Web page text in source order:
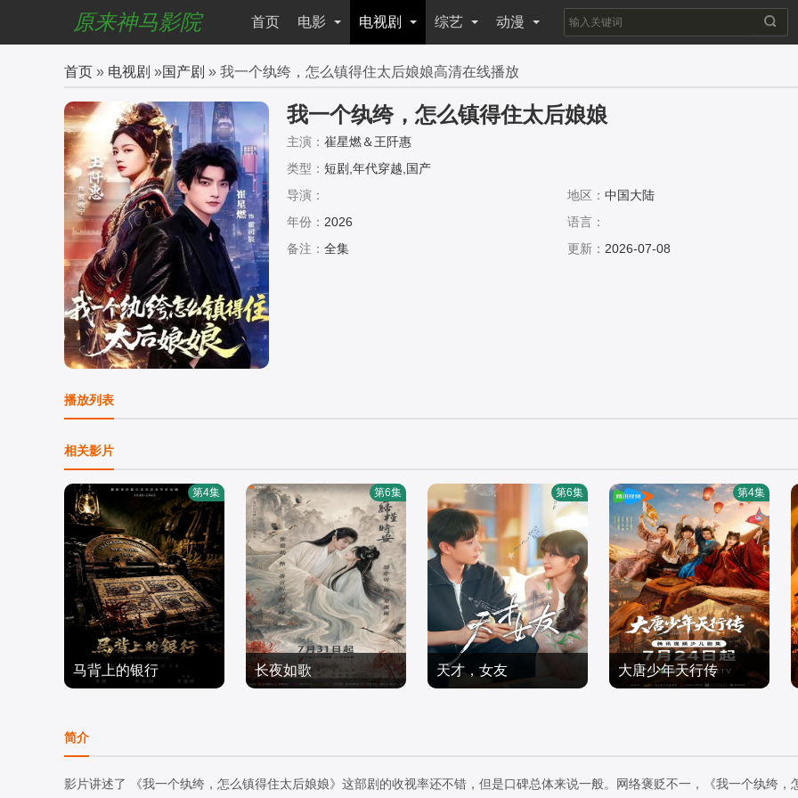
原来神马影院 首页 电影 电视剧 综艺 动漫
首页 » 电视剧 »国产剧 » 我一个纨绔，怎么镇得住太后娘娘高清在线播放
我一个纨绔，怎么镇得住太后娘娘
主演： 崔星燃＆王阡惠
类型： 短剧,年代穿越,国产
导演：
地区： 中国大陆
年份： 2026
语言：
备注： 全集 更新： 2026-07-08
播放列表
相关影片
马背上的银行
妮,郭烁杰
国产剧
2026/中国大陆
第4集
长夜如歌
2026/中国大陆
第6集
天才，女友
2026/中国大陆
第6集
大唐少年天行传
2026/中国大陆
第4集
简介
影片讲述了 《我一个纨绔，怎么镇得住太后娘娘》这部剧的收视率还不错，但是口碑总体来说一般。网络褒贬不一，《我一个纨绔